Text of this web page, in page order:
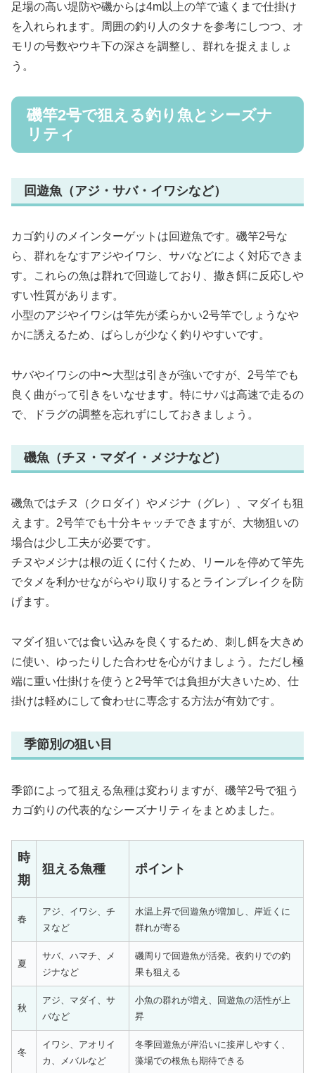
足場の高い堤防や磯からは4m以上の竿で遠くまで仕掛け
を入れられます。周囲の釣り人のタナを参考にしつつ、オ
モリの号数やウキ下の深さを調整し、群れを捉えましょ
う。
磯竿2号で狙える釣り魚とシーズナ
リティ
回遊魚（アジ・サバ・イワシなど）
カゴ釣りのメインターゲットは回遊魚です。磯竿2号な
ら、群れをなすアジやイワシ、サバなどによく対応できま
す。これらの魚は群れで回遊しており、撒き餌に反応しや
すい性質があります。
小型のアジやイワシは竿先が柔らかい2号竿でしょうなや
かに誘えるため、ばらしが少なく釣りやすいです。
サバやイワシの中〜大型は引きが強いですが、2号竿でも
良く曲がって引きをいなせます。特にサバは高速で走るの
で、ドラグの調整を忘れずにしておきましょう。
磯魚（チヌ・マダイ・メジナなど）
磯魚ではチヌ（クロダイ）やメジナ（グレ）、マダイも狙
えます。2号竿でも十分キャッチできますが、大物狙いの
場合は少し工夫が必要です。
チヌやメジナは根の近くに付くため、リールを停めて竿先
でタメを利かせながらやり取りするとラインブレイクを防
げます。
マダイ狙いでは食い込みを良くするため、刺し餌を大きめ
に使い、ゆったりした合わせを心がけましょう。ただし極
端に重い仕掛けを使うと2号竿では負担が大きいため、仕
掛けは軽めにして食わせに専念する方法が有効です。
季節別の狙い目
季節によって狙える魚種は変わりますが、磯竿2号で狙う
カゴ釣りの代表的なシーズナリティをまとめました。
時
期
狙える魚種 ポイント
春
アジ、イワシ、チ
ヌなど
水温上昇で回遊魚が増加し、岸近くに
群れが寄る
夏
サバ、ハマチ、メ
ジナなど
磯周りで回遊魚が活発。夜釣りでの釣
果も狙える
秋
アジ、マダイ、サ
バなど
小魚の群れが増え、回遊魚の活性が上
昇
冬
イワシ、アオリイ
カ、メバルなど
冬季回遊魚が岸沿いに接岸しやすく、
藻場での根魚も期待できる